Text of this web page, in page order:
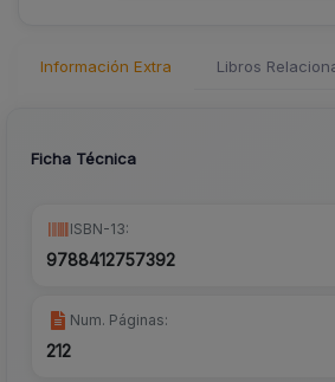
Información Extra Libros
Ficha Técnica
ISBN-13:
9788412757392
Num. Páginas:
212